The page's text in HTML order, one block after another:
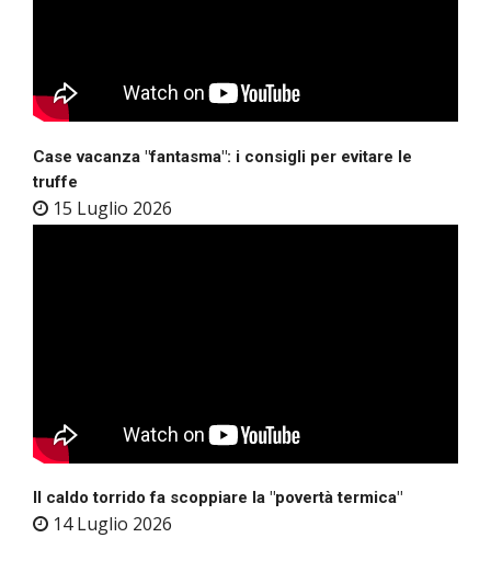
Case vacanza "fantasma": i consigli per evitare le
truffe
15 Luglio 2026
Il caldo torrido fa scoppiare la "povertà termica"
14 Luglio 2026